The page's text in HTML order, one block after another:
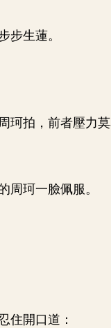
生蓮。
珂拍，前者壓力
珂一臉佩服。
住開口道：